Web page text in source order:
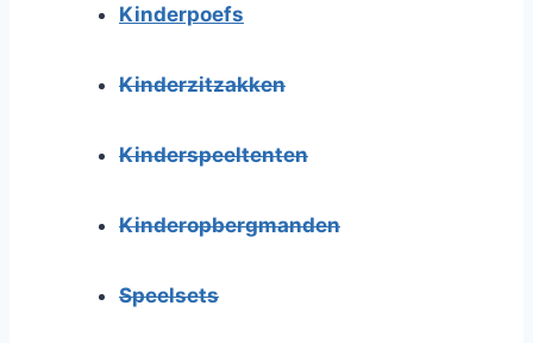
Kinderpoefs
Kinderzitzakken
Kinderspeeltenten
Kinderopbergmanden
Speelsets